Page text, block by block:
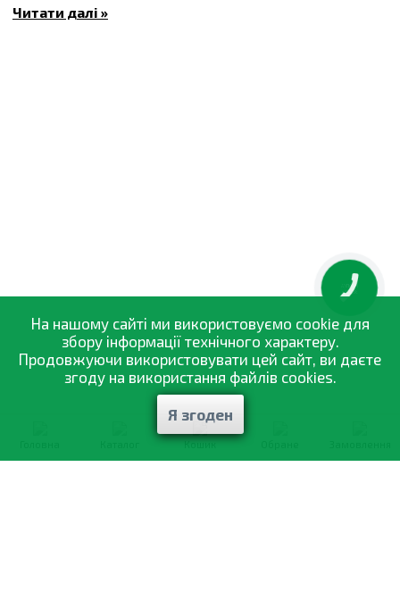
КупитиНасіння солодкої кукурудзи Добриня F1,
Читати далі »
Кошик
На нашому сайті ми використовуємо cookie для
збору інформації технічного характеру.
Продовжуючи використовувати цей сайт, ви даєте
згоду на використання файлів cookies.
Я згоден
КНОПКА
ЗВ'ЯЗКУ